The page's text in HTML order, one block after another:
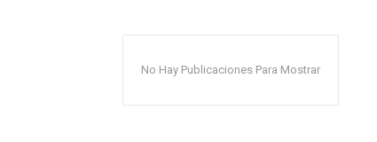
No Hay Publicaciones Para Mostrar